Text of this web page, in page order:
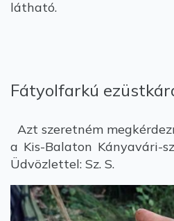
látható.
Fátyolfarkú
Azt szeretném
a Kis-Balaton Kányavári-
Üdvözlettel: Sz. S.